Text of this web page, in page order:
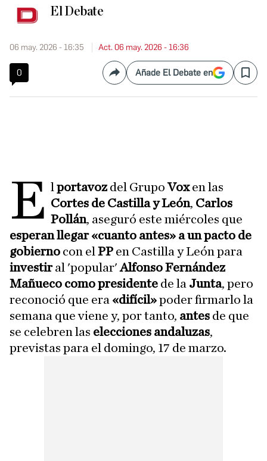
El Debate
06 may. 2026 - 16:35 Act. 06 may. 2026 - 16:36
0 CompartirAñade El Debate en Save
E lportavozdel GrupoVoxen las
Cortes de Castilla y León, Carlos
Pollán, aseguró este miércoles que
esperan llegar «cuanto antes» a un pacto de
gobierno con el PP en Castilla y León para
investiral 'popular'Alfonso Fernández
Mañueco como presidente de la Junta, pero
reconoció que era «difícil»poder firmarlo la
semana que viene y, por tanto, antes de que
se celebren las elecciones andaluzas,
previstas para el domingo, 17 de marzo.